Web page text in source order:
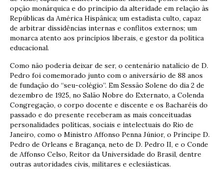
opção monárquica e do princípio da alteridade em relação às
Repúblicas da América Hispânica; um estadista culto, capaz
de arbitrar dissidências internas e conflitos externos; um
monarca atento aos princípios liberais, e gestor da política
educacional.
Como não poderia deixar de ser, o centenário natalício de D.
Pedro foi comemorado junto com o aniversário de 88 anos
de fundação do “seu-colégio”. Em Sessão Solene do dia 2 de
dezembro de 1925, no Salão Nobre do Externato, a Colenda
Congregação, o corpo docente e discente e os Bacharéis do
passado e do presente receberam as mais conceituadas
personalidades políticas, sociais e intelectuais do Rio de
Janeiro, como o Ministro Affonso Penna Júnior, o Príncipe D.
Pedro de Orleans e Bragança, neto de D. Pedro II, e o Conde
de Affonso Celso, Reitor da Universidade do Brasil, dentre
outras autoridades civis, militares e eclesiásticas.